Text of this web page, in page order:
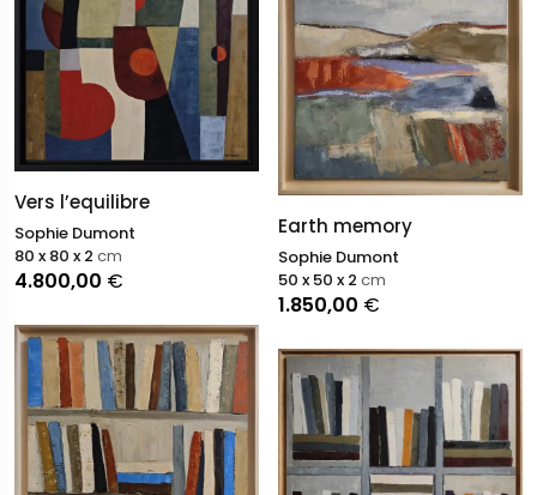
Vers l’equilibre
Sophie Dumont
4.800,00 €
80 x 80 x 2 cm
Earth memory
Sophie Dumont
1.850,00 €
50 x 50 x 2 cm